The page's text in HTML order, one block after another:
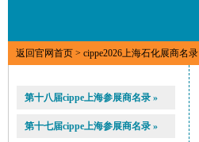
返回官网首页 > cippe2026上海石化展商名录
第十八届cippe上海参展商名录 »
第十七届cippe上海参展商名录 »